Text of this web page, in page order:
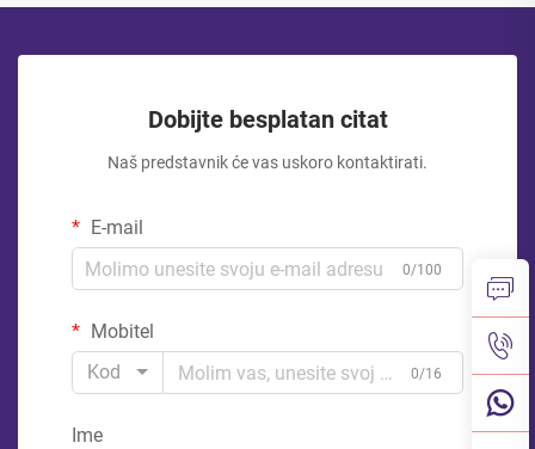
Dobijte besplatan citat
Naš predstavnik će vas uskoro kontaktirati.
E-mail
0/100
Mobitel
Kod
0/16
Ime